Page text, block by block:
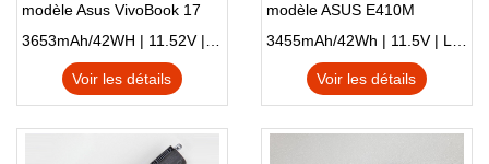
modèle Asus VivoBook 17
X705NC X705UA X705UV
X705UN X705UD
3653mAh/42WH | 11.52V | Li-ion ...
Voir les détails
modèle ASUS E410M
E410MA L410MA
3455mAh/42Wh | 11.5V | Li-ion ...
Voir les détails